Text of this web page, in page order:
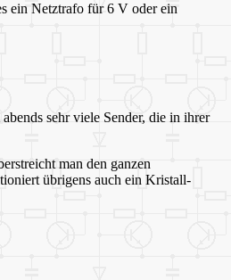
ein Netztrafo für 6 V oder ein
sehr viele Sender, die in ihrer
man den ganzen
übrigens auch ein Kristall-